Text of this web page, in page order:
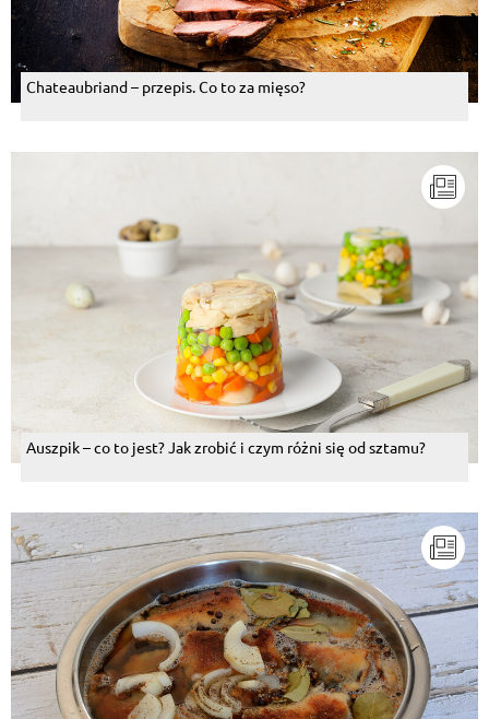
Chateaubriand – przepis. Co to za mięso?
Auszpik – co to jest? Jak zrobić i czym różni się od sztamu?